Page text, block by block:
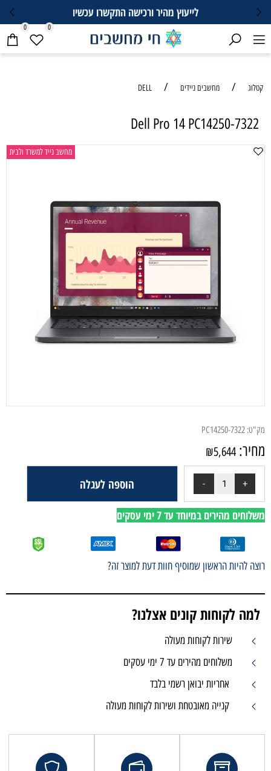
לייעוץ מהיר ורכישה התקשרו עכשיו
0 0
קטלוג / מחשבים ניידים /
DELL
Dell Pro 14 PC14250-7322
מחשב נייד למשרד ולבית
מק"ט: PC14250-7322
מחיר: ₪5,644
הוספה לעגלה
משלוחים מהירים במיוחד עד 7 ימי עסקים
רוצה להיות הראשון שמוסיף חוות דעת למוצר זה?
למה לקוחות קונים אצלנו?
שירות לקוחות מעולה
משלוחים מהירים עד 7 ימי עסקים
אחריות יבואן רשמי בלבד
קנייה מאובטחת ושירות לקוחות מעולה